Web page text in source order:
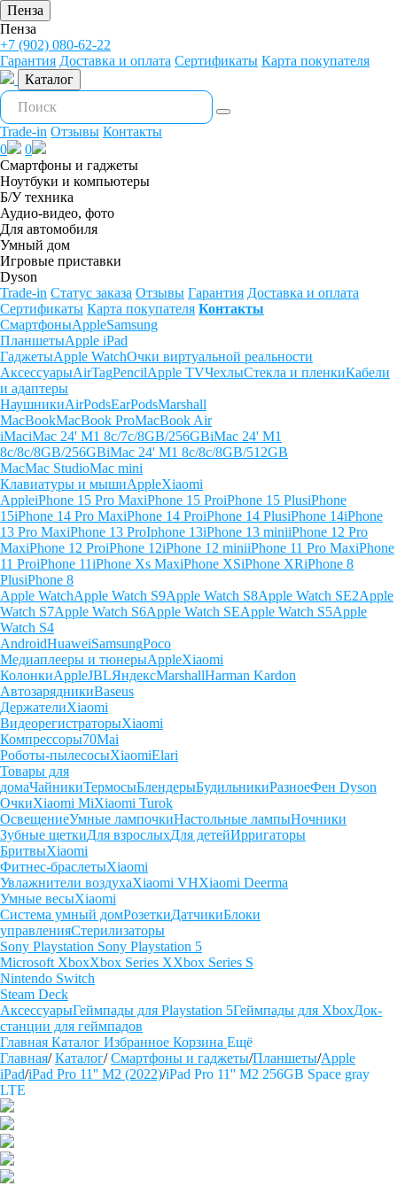
Пенза
Пенза
+7 (902) 080-62-22
Гарантия Доставка и оплата Сертификаты Карта покупателя
Каталог
Trade-in Отзывы Контакты
0
0
Смартфоны и гаджеты
Ноутбуки и компьютеры
Б/У техника
Аудио-видео, фото
Для автомобиля
Умный дом
Игровые приставки
Dyson
Trade-in Статус заказа Отзывы Гарантия Доставка и оплата
Сертификаты Карта покупателя Контакты
СмартфоныAppleSamsung
ПланшетыApple iPad
ГаджетыApple WatchОчки виртуальной реальности
АксессуарыAirTagPencilApple TVЧехлыСтекла и пленкиКабели
и адаптеры
НаушникиAirPodsEarPodsMarshall
MacBookMacBook ProMacBook Air
iMaciMac 24' M1 8c/7c/8GB/256GBiMac 24' M1
8c/8c/8GB/256GBiMac 24' M1 8c/8c/8GB/512GB
MacMac StudioMac mini
Клавиатуры и мышиAppleXiaomi
AppleiPhone 15 Pro MaxiPhone 15 ProiPhone 15 PlusiPhone
15iPhone 14 Pro MaxiPhone 14 ProiPhone 14 PlusiPhone 14iPhone
13 Pro MaxiPhone 13 ProIphone 13iPhone 13 miniiPhone 12 Pro
MaxiPhone 12 ProiPhone 12iPhone 12 miniiPhone 11 Pro MaxiPhone
11 ProiPhone 11iPhone Xs MaxiPhone XSiPhone XRiPhone 8
PlusiPhone 8
Apple WatchApple Watch S9Apple Watch S8Apple Watch SE2Apple
Watch S7Apple Watch S6Apple Watch SEApple Watch S5Apple
Watch S4
AndroidHuaweiSamsungPoco
Медиаплееры и тюнерыAppleXiaomi
КолонкиAppleJBLЯндексMarshallHarman Kardon
АвтозарядникиBaseus
ДержателиXiaomi
ВидеорегистраторыXiaomi
Компрессоры70Mai
Роботы-пылесосыXiaomiElari
Товары для
домаЧайникиТермосыБлендерыБудильникиРазноеФен Dyson
ОчкиXiaomi MiXiaomi Turok
ОсвещениеУмные лампочкиНастольные лампыНочники
Зубные щеткиДля взрослыхДля детейИрригаторы
БритвыXiaomi
Фитнес-браслетыXiaomi
Увлажнители воздухаXiaomi VHXiaomi Deerma
Умные весыXiaomi
Система умный домРозеткиДатчикиБлоки
управленияСтерилизаторы
Sony Playstation Sony Playstation 5
Microsoft XboxXbox Series XXbox Series S
Nintendo Switch
Steam Deck
АксессуарыГеймпады для Playstation 5Геймпады для XboxДок-
станции для геймпадов
Главная Каталог Избранное Корзина Ещё
Главная/ Каталог/ Смартфоны и гаджеты/Планшеты/Apple
iPad/iPad Pro 11'' М2 (2022)/iPad Pro 11'' M2 256GB Space gray
LTE